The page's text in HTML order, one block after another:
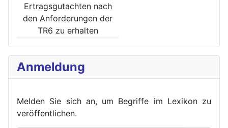
Ertrags­gutachten nach
den Anforde­rungen der
TR6 zu erhalten
Anmeldung
Melden Sie sich an, um Begriffe im Lexikon zu
veröffentlichen.